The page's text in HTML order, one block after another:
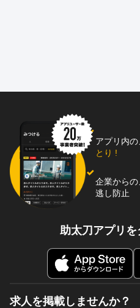
アプリ内の
とり !
企業から
逃し防止
助太刀アプリを
求人を掲載しませんか？